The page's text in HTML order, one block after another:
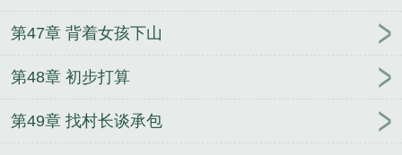
第47章 背着女孩下山
第48章 初步打算
第49章 找村长谈承包